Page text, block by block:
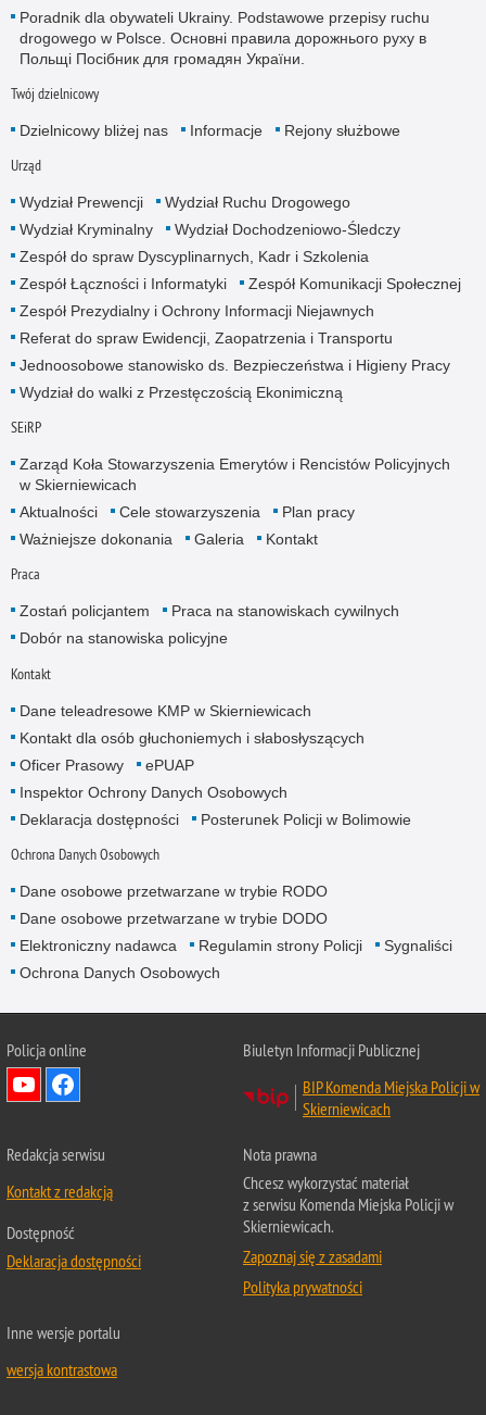
Poradnik dla obywateli Ukrainy. Podstawowe przepisy ruchu
drogowego w Polsce. Основні правила дорожнього руху в
Польщі Посібник для громадян України.
Twój dzielnicowy
Dzielnicowy bliżej nas Informacje Rejony służbowe
Urząd
Wydział Prewencji
Wydział Ruchu Drogowego
Wydział Kryminalny
Wydział Dochodzeniowo-Śledczy
Zespół do spraw Dyscyplinarnych, Kadr i Szkolenia
Zespół Łączności i Informatyki
Zespół Komunikacji Społecznej
Zespół Prezydialny i Ochrony Informacji Niejawnych
Referat do spraw Ewidencji, Zaopatrzenia i Transportu
Jednoosobowe stanowisko ds. Bezpieczeństwa i Higieny Pracy
Wydział do walki z Przestęczością Ekonimiczną
SEiRP
Zarząd Koła Stowarzyszenia Emerytów i Rencistów Policyjnych
w Skierniewicach
Aktualności
Cele stowarzyszenia
Plan pracy
Ważniejsze dokonania
Galeria Kontakt
Praca
Zostań policjantem
Praca na stanowiskach cywilnych
Dobór na stanowiska policyjne
Kontakt
Dane teleadresowe KMP w Skierniewicach
Kontakt dla osób głuchoniemych i słabosłyszących
Oficer Prasowy
ePUAP
Inspektor Ochrony Danych Osobowych
Deklaracja dostępności
Posterunek Policji w Bolimowie
Ochrona Danych Osobowych
Dane osobowe przetwarzane w trybie RODO
Dane osobowe przetwarzane w trybie DODO
Elektroniczny nadawca
Regulamin strony Policji
Sygnaliści
Ochrona Danych Osobowych
Policja online
Biuletyn Informacji Publicznej
BIP Komenda Miejska Policji w
Skierniewicach
Redakcja serwisu
Kontakt z redakcją
Dostępność
Deklaracja dostępności
Nota prawna
Chcesz wykorzystać materiał
z serwisu Komenda Miejska Policji w
Skierniewicach.
Zapoznaj się z zasadami
Polityka prywatności
Inne wersje portalu
wersja kontrastowa